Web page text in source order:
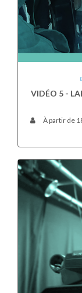
VIDÉO 5 -
À partir de